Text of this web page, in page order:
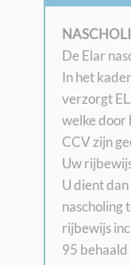
De Elar
In het
verzorgt
welke door
CCV zijn
Uw
U dient
nascholing
rijbewijs
95